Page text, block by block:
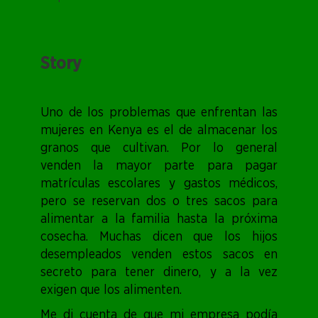
Story
Uno de los problemas que enfrentan las
mujeres en Kenya es el de almacenar los
granos que cultivan. Por lo general
venden la mayor parte para pagar
matrículas escolares y gastos médicos,
pero se reservan dos o tres sacos para
alimentar a la familia hasta la próxima
cosecha. Muchas dicen que los hijos
desempleados venden estos sacos en
secreto para tener dinero, y a la vez
exigen que los alimenten.
Me di cuenta de que mi empresa podía